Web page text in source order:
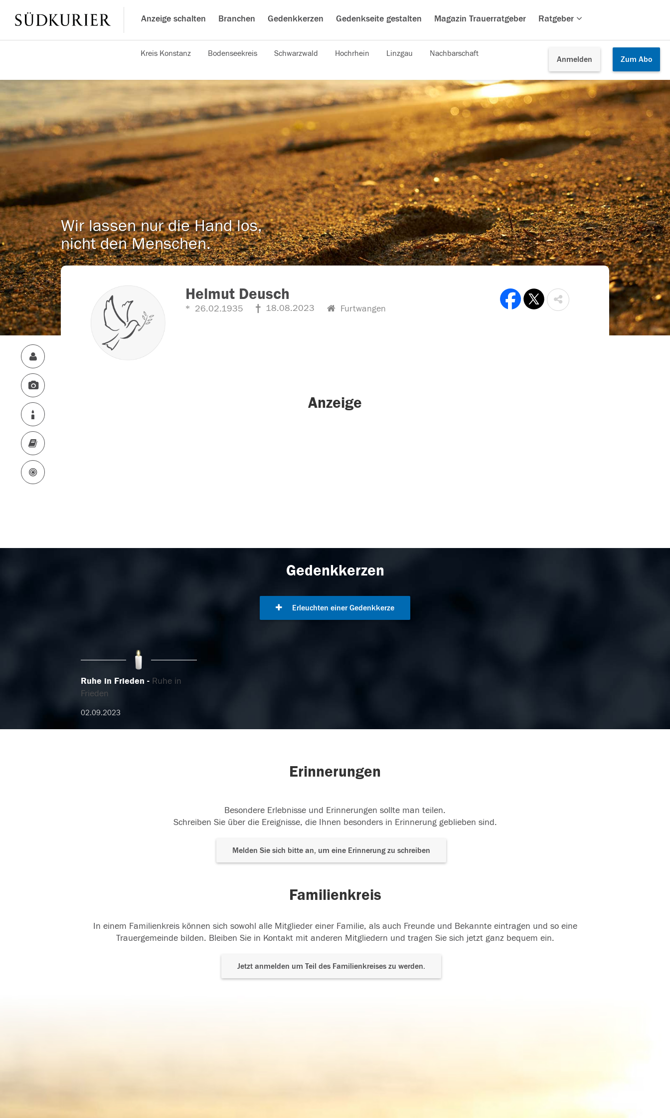
Anzeige schalten Branchen Gedenkkerzen Gedenkseite gestalten Magazin Trauerratgeber Ratgeber
Anmelden Zum Abo
Kreis Konstanz Bodenseekreis Schwarzwald Hochrhein Linzgau Nachbarschaft
Wir lassen nur die Hand los,
nicht den Menschen.
Helmut Deusch
26.02.1935 18.08.2023 Furtwangen
Anzeige
Gedenkkerzen
Erleuchten einer Gedenkkerze
Ruhe in Frieden
Ruhe in
Frieden
02.09.2023
Erinnerungen
Besondere Erlebnisse und Erinnerungen sollte man teilen.
Schreiben Sie über die Ereignisse, die Ihnen besonders in Erinnerung geblieben sind.
Melden Sie sich bitte an, um eine Erinnerung zu schreiben
Familienkreis
In einem Familienkreis können sich sowohl alle Mitglieder einer Familie, als auch Freunde und Bekannte eintragen und so eine
Trauergemeinde bilden. Bleiben Sie in Kontakt mit anderen Mitgliedern und tragen Sie sich jetzt ganz bequem ein.
Jetzt anmelden um Teil des Familienkreises zu werden.